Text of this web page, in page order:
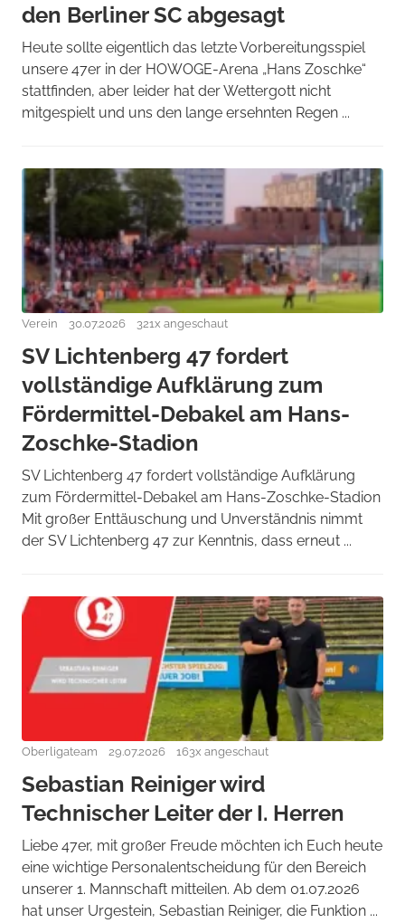
den Berliner SC abgesagt
Heute sollte eigentlich das letzte Vorbereitungsspiel
unsere 47er in der HOWOGE-Arena „Hans Zoschke“
stattfinden, aber leider hat der Wettergott nicht
mitgespielt und uns den lange ersehnten Regen ...
Verein 30.07.2026 321x angeschaut
SV Lichtenberg 47 fordert
vollständige Aufklärung zum
Fördermittel-Debakel am Hans-
Zoschke-Stadion
SV Lichtenberg 47 fordert vollständige Aufklärung
zum Fördermittel-Debakel am Hans-Zoschke-Stadion
Mit großer Enttäuschung und Unverständnis nimmt
der SV Lichtenberg 47 zur Kenntnis, dass erneut ...
Oberligateam 29.07.2026 163x angeschaut
Sebastian Reiniger wird
Technischer Leiter der I. Herren
Liebe 47er, mit großer Freude möchten ich Euch heute
eine wichtige Personalentscheidung für den Bereich
unserer 1. Mannschaft mitteilen. Ab dem 01.07.2026
hat unser Urgestein, Sebastian Reiniger, die Funktion ...